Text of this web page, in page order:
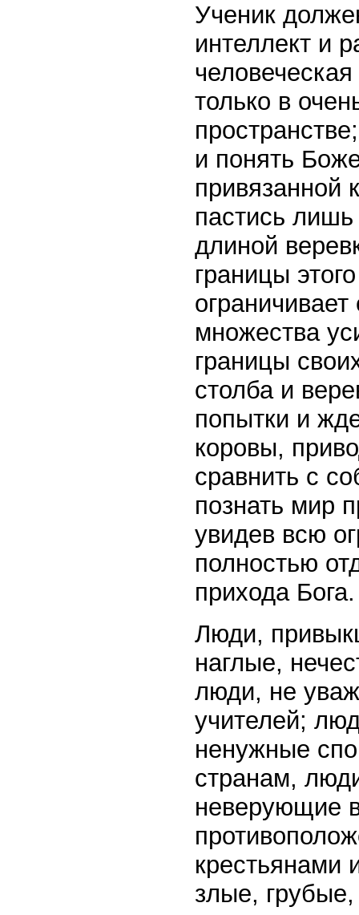
Ученик
интеллект и
только в
и понять
привязанной
пастись лишь
длиной
границы
множества
границы
столба и
попытки и
коровы,
сравнить с
познать мир
увидев всю
полностью
прихода Бога.
Люди,
наглые,
люди, не
учителей;
ненужные
странам,
неверующие
злые,